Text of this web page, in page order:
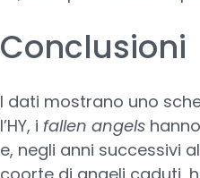
Conclusioni
I dati mostrano uno
l’HY, i fallen angelshanno
e, negli anni successivi